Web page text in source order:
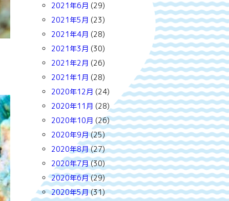
2021年6月 (29)
2021年5月 (23)
2021年4月 (28)
2021年3月 (30)
2021年2月 (26)
2021年1月 (28)
2020年12月 (24)
2020年11月 (28)
2020年10月 (26)
2020年9月(25)
2020年8月(27)
2020年7月(30)
2020年6月(29)
2020年5月(31)